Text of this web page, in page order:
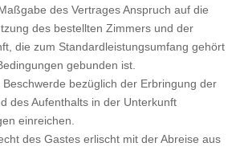
des Vertrages Anspruch auf die
des bestellten Zimmers und der
die zum Standardleistungsumfang gehört
gebunden ist.
bezüglich der Erbringung der
des Aufenthalts in der Unterkunft
einreichen.
des Gastes erlischt mit der Abreise aus